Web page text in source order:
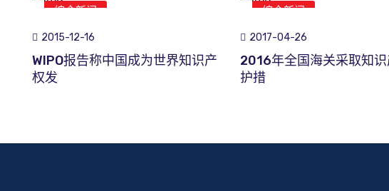
综合新闻
2015-12-16
WIPO报告称中国成为世界知识产
权发
综合新闻
2017-04-26
2016年全国海关采取知
护措